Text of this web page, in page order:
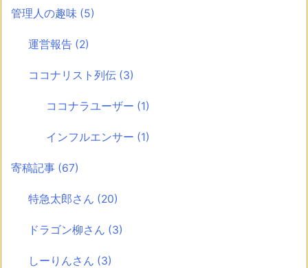
管理人の趣味 (5)
運営報告 (2)
ココナリスト列伝 (3)
ココナラユーザー (1)
インフルエンサー (1)
寄稿記事 (67)
特急太郎さん (20)
ドラゴン柳さん (3)
しーりんさん (3)